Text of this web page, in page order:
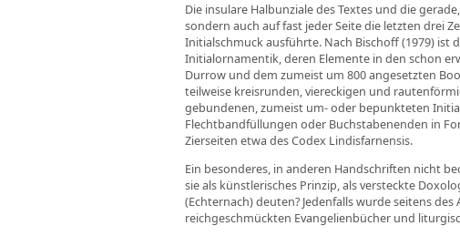
Die insulare Halbunziale des Textes und die
sondern auch auf fast jeder Seite die letzten drei
Initialschmuck ausführte. Nach Bischoff (1979) ist
Initialornamentik, deren Elemente in den schon
Durrow und dem zumeist um 800 angesetzten
teilweise kreisrunden, viereckigen und
gebundenen, zumeist um- oder bepunkteten
Flechtbandfüllungen oder Buchstabenenden in
Zierseiten etwa des Codex Lindisfarnensis.
Ein besonderes, in anderen Handschriften nicht
sie als künstlerisches Prinzip, als versteckte
(Echternach) deuten? Jedenfalls wurde seitens
reichgeschmückten Evangelienbücher und